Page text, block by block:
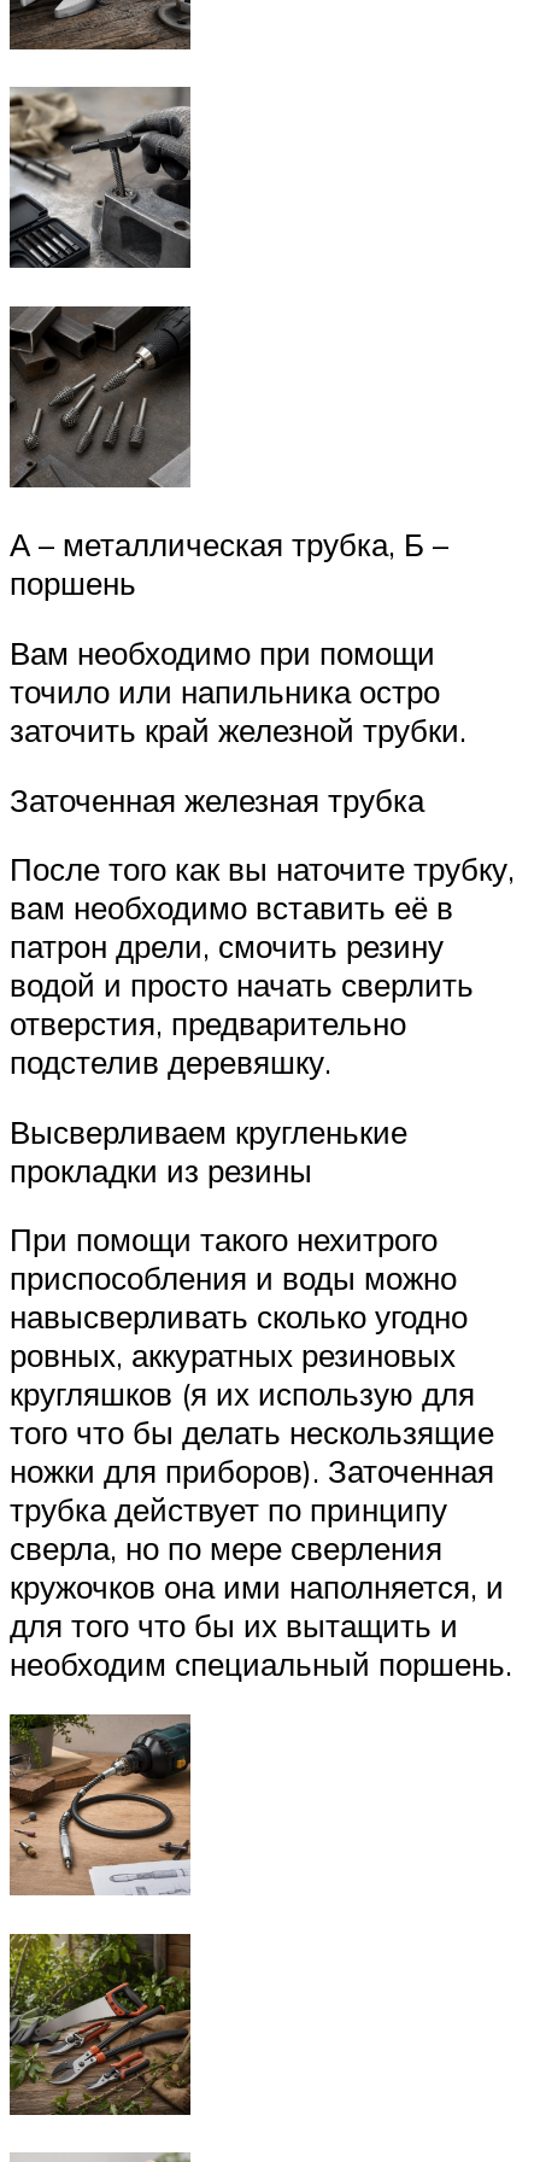
А – металлическая трубка, Б –
поршень
Вам необходимо при помощи
точило или напильника остро
заточить край железной трубки.
Заточенная железная трубка
После того как вы наточите трубку,
вам необходимо вставить её в
патрон дрели, смочить резину
водой и просто начать сверлить
отверстия, предварительно
подстелив деревяшку.
Высверливаем кругленькие
прокладки из резины
При помощи такого нехитрого
приспособления и воды можно
навысверливать сколько угодно
ровных, аккуратных резиновых
кругляшков (я их использую для
того что бы делать нескользящие
ножки для приборов). Заточенная
трубка действует по принципу
сверла, но по мере сверления
кружочков она ими наполняется, и
для того что бы их вытащить и
необходим специальный поршень.